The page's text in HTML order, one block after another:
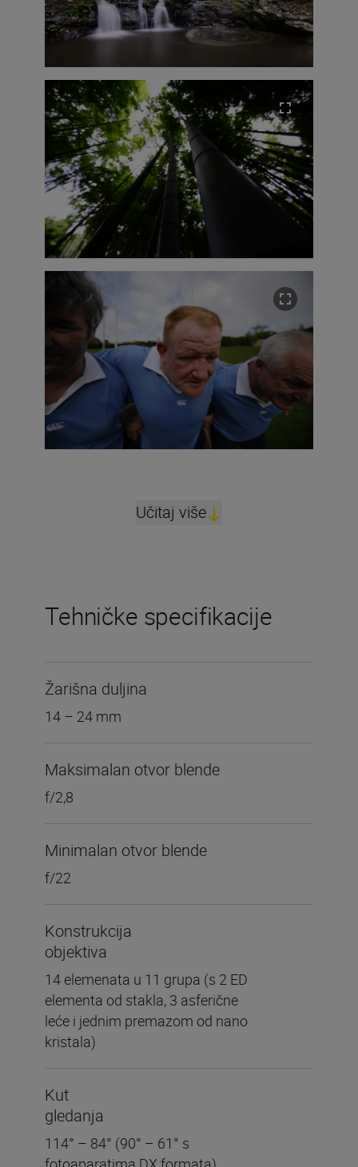
Učitaj više
Tehničke specifikacije
Žarišna duljina
14 – 24 mm
Maksimalan otvor blende
f/2,8
Minimalan otvor blende
f/22
Konstrukcija
objektiva
14 elemenata u 11 grupa (s 2 ED
elementa od stakla, 3 asferične
leće i jednim premazom od nano
kristala)
Kut
gledanja
114° – 84° (90° – 61° s